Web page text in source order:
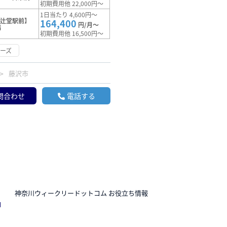
初期費用他 22,000円～
堂駅前】
1日当たり 4,600円～
164,400 円/月～
初期費用他 16,500円～
ズ
藤沢市
合わせ 電話する
神奈川ウィークリードットコム お役立ち情報